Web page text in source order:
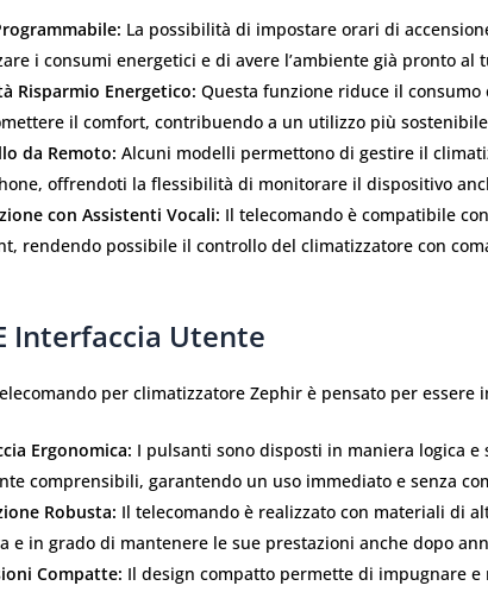
La possibilità di impostare orari di
i consumi energetici e di avere l’ambiente già pronto al
Risparmio Energetico: Questa funzione riduce il
il comfort, contribuendo a un utilizzo più sostenibile
da Remoto: Alcuni modelli permettono di gestire il
offrendoti la flessibilità di monitorare il dispositivo
con Assistenti Vocali: Il telecomando è compatibile
rendendo possibile il controllo del climatizzatore con
Interfaccia Utente
per climatizzatore Zephir è pensato per essere
Ergonomica: I pulsanti sono disposti in maniera logica
comprensibili, garantendo un uso immediato e senza
Robusta: Il telecomando è realizzato con materiali di
e in grado di mantenere le sue prestazioni anche dopo
Compatte: Il design compatto permette di impugnare